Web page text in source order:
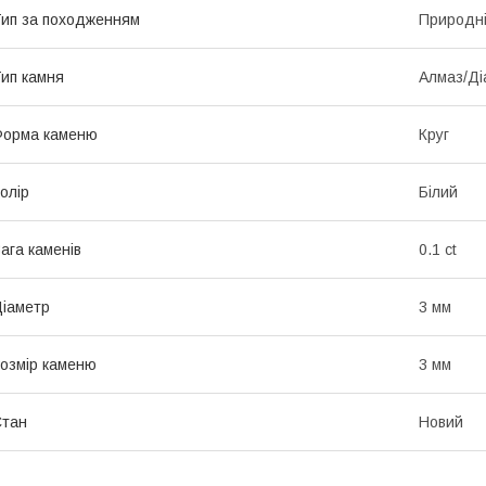
за походженням Природні
камня Алмаз/
каменю Круг
Білий
каменів 0.1 ct
3 мм
каменю 3 мм
Новий